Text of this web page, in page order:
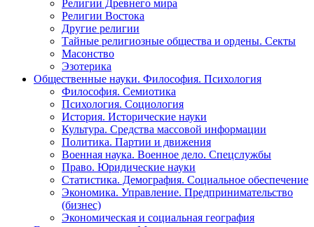
Религии Древнего мира
Религии Востока
Другие религии
Тайные религиозные общества и ордены. Секты
Масонство
Эзотерика
Общественные науки. Философия. Психология
Философия. Семиотика
Психология. Социология
История. Исторические науки
Культура. Средства массовой информации
Политика. Партии и движения
Военная наука. Военное дело. Спецслужбы
Право. Юридические науки
Статистика. Демография. Социальное обеспечение
Экономика. Управление. Предпринимательство
(бизнес)
Экономическая и социальная география